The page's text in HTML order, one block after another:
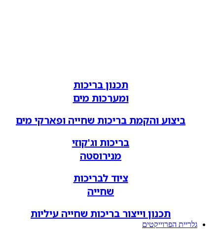
תכנון בריכות
ומערכות מים
ביצוע והקמת בריכות שחייה ופארקי מים
בריכות וג'קוזי
מנירוסטה
ציוד לבריכות
שחייה
תכנון וייצור בריכות שחייה עיליות
גלריית הפרוייקטים